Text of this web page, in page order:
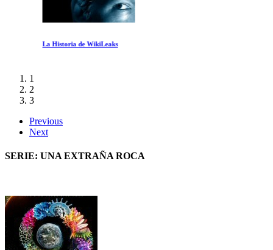
La Historia de WikiLeaks
1
2
3
Previous
Next
SERIE: UNA EXTRAÑA ROCA